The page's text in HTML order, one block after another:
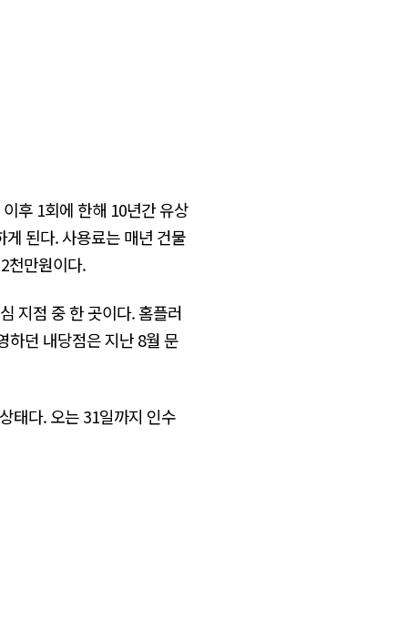
후 1회에 한해 10년간 유상
된다. 사용료는 매년 건물
천만원이다.
지점 중 한 곳이다. 홈플러
하던 내당점은 지난 8월 문
태다. 오는 31일까지 인수